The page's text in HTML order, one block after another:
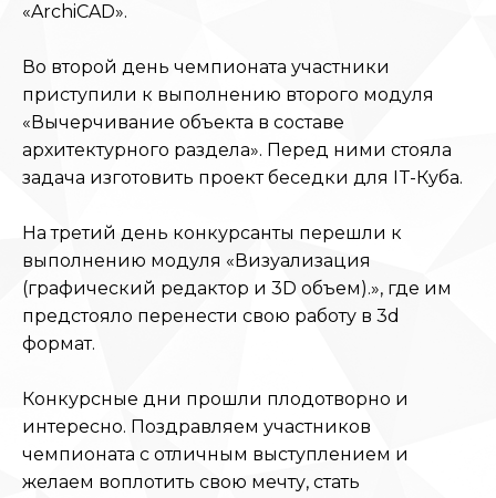
«ArchiCAD».
Во второй день чемпионата участники
приступили к выполнению второго модуля
«Вычерчивание объекта в составе
архитектурного раздела». Перед ними стояла
задача изготовить проект беседки для IT-Куба.
На третий день конкурсанты перешли к
выполнению модуля «Визуализация
(графический редактор и 3D объем).», где им
предстояло перенести свою работу в 3d
формат.
Конкурсные дни прошли плодотворно и
интересно. Поздравляем участников
чемпионата с отличным выступлением и
желаем воплотить свою мечту, стать